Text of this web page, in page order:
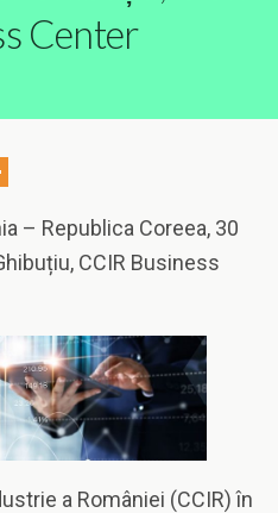
Center
– Republica Coreea, 30
CCIR Business
a României (CCIR) în